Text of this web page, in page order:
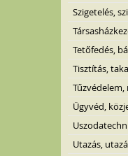
Szigetelés,
Tetőfedés,
Tisztítás,
Ügyvéd,
Utazás,